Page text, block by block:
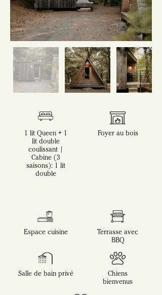
1 lit Queen + 1
lit double
coulissant |
Cabine (3
saisons): 1 lit
double
Foyer au bois
Espace cuisine
Salle de bain privé
Terrasse avec
BBQ
Chiens
bienvenus